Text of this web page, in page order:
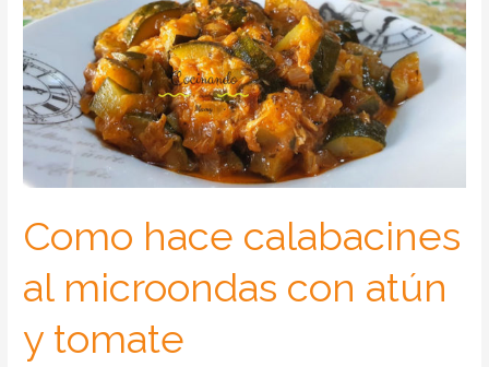
Como hace calabacines
al microondas con atún
y tomate